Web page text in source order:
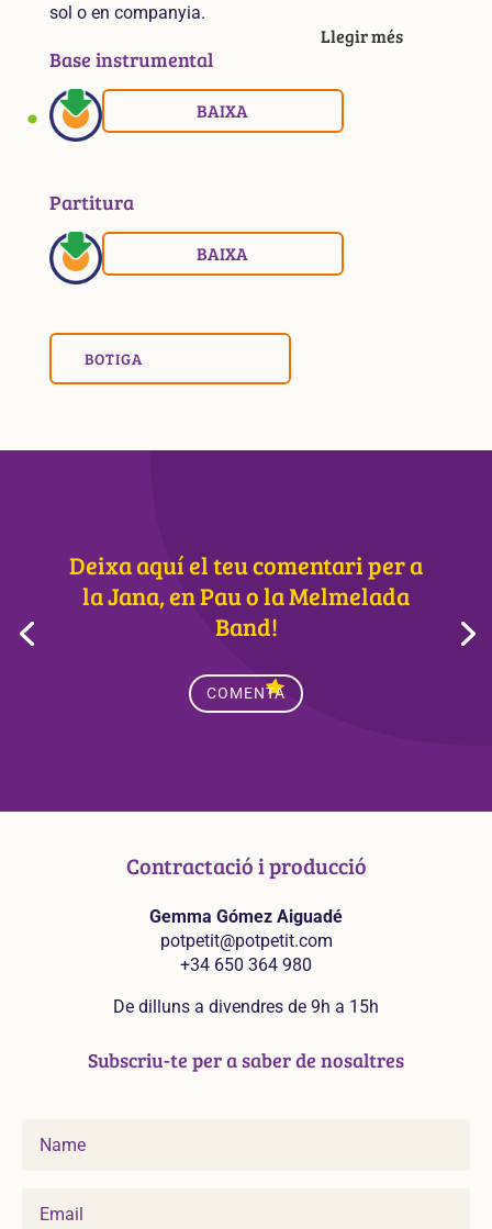
Llegir més
sol o en companyia.
Base instrumental
BAIXA
Partitura
BAIXA
BOTIGA
Deixa aquí el teu comentari per a
la Jana, en Pau o la Melmelada
Band!
COMENTA
Contractació i producció
Gemma Gómez Aiguadé
potpetit@potpetit.com
+34 650 364 980
De dilluns a divendres de 9h a 15h
Subscriu-te per a saber de nosaltres